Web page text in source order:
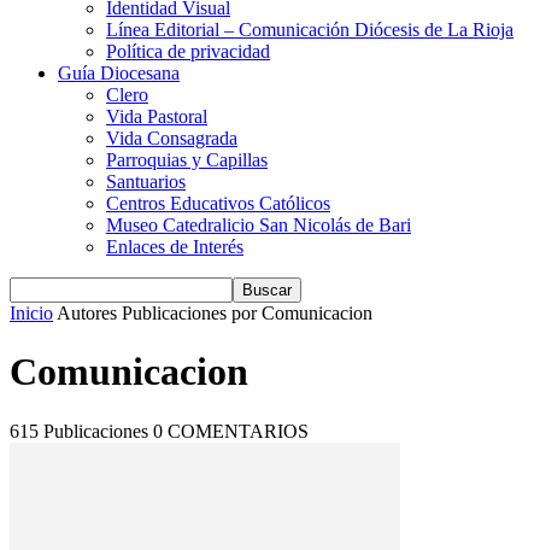
Identidad Visual
Línea Editorial – Comunicación Diócesis de La Rioja
Política de privacidad
Guía Diocesana
Clero
Vida Pastoral
Vida Consagrada
Parroquias y Capillas
Santuarios
Centros Educativos Católicos
Museo Catedralicio San Nicolás de Bari
Enlaces de Interés
Inicio Autores Publicaciones por Comunicacion
Comunicacion
615 Publicaciones 0 COMENTARIOS